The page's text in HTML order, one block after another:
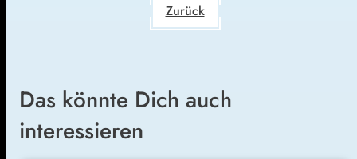
Zurück
Das könnte Dich auch
interessieren